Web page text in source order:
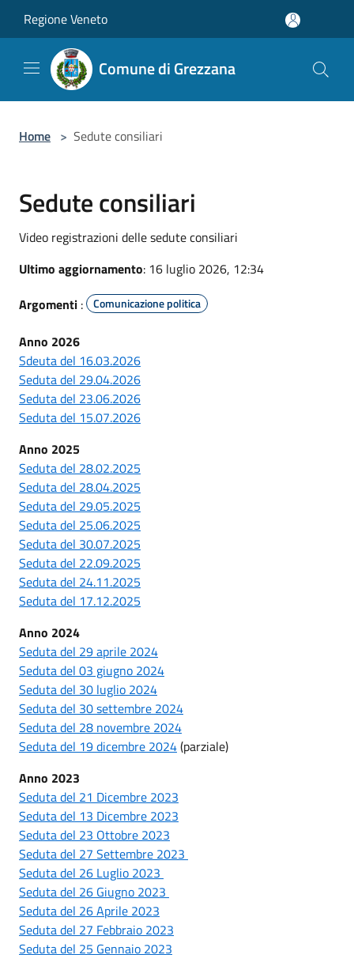
Regione Veneto
Comune di Grezzana
Home > Sedute consiliari
Sedute consiliari
Video registrazioni delle sedute consiliari
Ultimo aggiornamento: 16 luglio 2026, 12:34
Argomenti : Comunicazione politica
Anno 2026
Sdeuta del 16.03.2026
Seduta del 29.04.2026
Seduta del 23.06.2026
Seduta del 15.07.2026
Anno 2025
Seduta del 28.02.2025
Seduta del 28.04.2025
Seduta del 29.05.2025
Seduta del 25.06.2025
Seduta del 30.07.2025
Seduta del 22.09.2025
Seduta del 24.11.2025
Seduta del 17.12.2025
Anno 2024
Seduta del 29 aprile 2024
Seduta del 03 giugno 2024
Seduta del 30 luglio 2024
Seduta del 30 settembre 2024
Seduta del 28 novembre 2024
Seduta del 19 dicembre 2024(parziale)
Anno 2023
Seduta del 21 Dicembre 2023
Seduta del 13 Dicembre 2023
Seduta del 23 Ottobre 2023
Seduta del 27 Settembre 2023
Seduta del 26 Luglio 2023
Seduta del 26 Giugno 2023
Seduta del 26 Aprile 2023
Seduta del 27 Febbraio 2023
Seduta del 25 Gennaio 2023